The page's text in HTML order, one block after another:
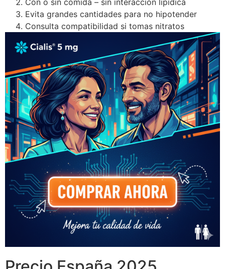
Evita grandes cantidades para no hipotender
Consulta compatibilidad si tomas nitratos